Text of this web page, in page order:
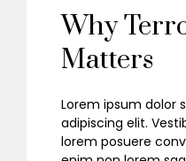
Why
Matters
Lorem ipsum dolor
adipiscing elit.
lorem posuere